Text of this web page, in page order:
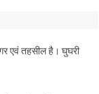
एवं तहसील है। घुघरी